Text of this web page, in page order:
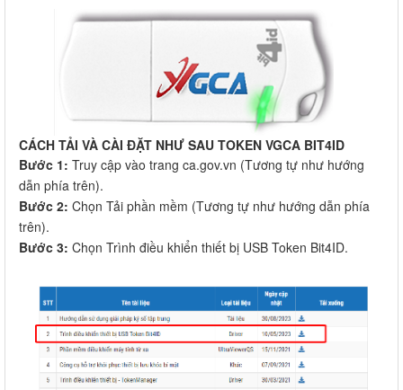
CÁCH TẢI VÀ CÀI ĐẶT NHƯ SAU TOKEN VGCA BIT4ID
Bước 1: Truy cập vào trang ca.gov.vn (Tương tự như hướng
dẫn phía trên).
Bước 2: Chọn Tải phần mềm (Tương tự như hướng dẫn phía
trên).
Bước 3: Chọn Trình điều khiển thiết bị USB Token Bit4ID.